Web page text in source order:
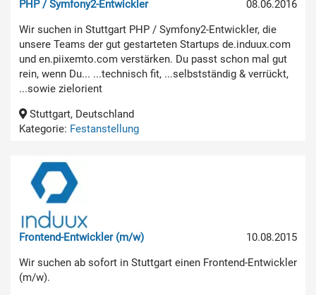
08.06.2016
PHP / Symfony2-Entwickler
Wir suchen in Stuttgart PHP / Symfony2-Entwickler, die
unsere Teams der gut gestarteten Startups de.induux.com
und en.piixemto.com verstärken. Du passt schon mal gut
rein, wenn Du... ...technisch fit, ...selbstständig & verrückt,
...sowie zielorient
Stuttgart, Deutschland
Kategorie: Festanstellung
10.08.2015
Frontend-Entwickler (m/w)
Wir suchen ab sofort in Stuttgart einen Frontend-Entwickler
(m/w).